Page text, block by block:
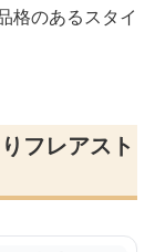
格のあるスタイ
フレアスト